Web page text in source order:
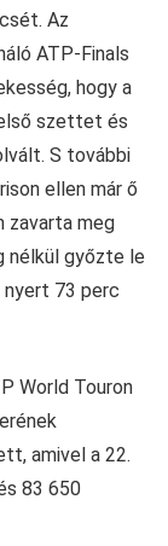
Az
ATP-Finals
hogy a
szettet és
S további
ellen már ő
zavarta meg
nélkül győzte le
73 perc
World Touron
amivel a 22.
83 650